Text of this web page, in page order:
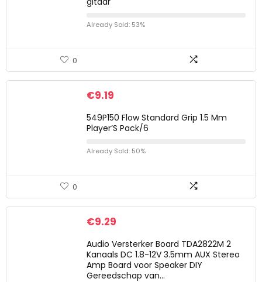
Already Sold: 53%
0
€9.19
549P150 Flow Standard Grip 1.5 Mm
Player’S Pack/6
Already Sold: 50%
0
€9.29
Audio Versterker Board TDA2822M 2
Kanaals DC 1.8-12V 3.5mm AUX Stereo
Amp Board voor Speaker DIY
Gereedschap van…